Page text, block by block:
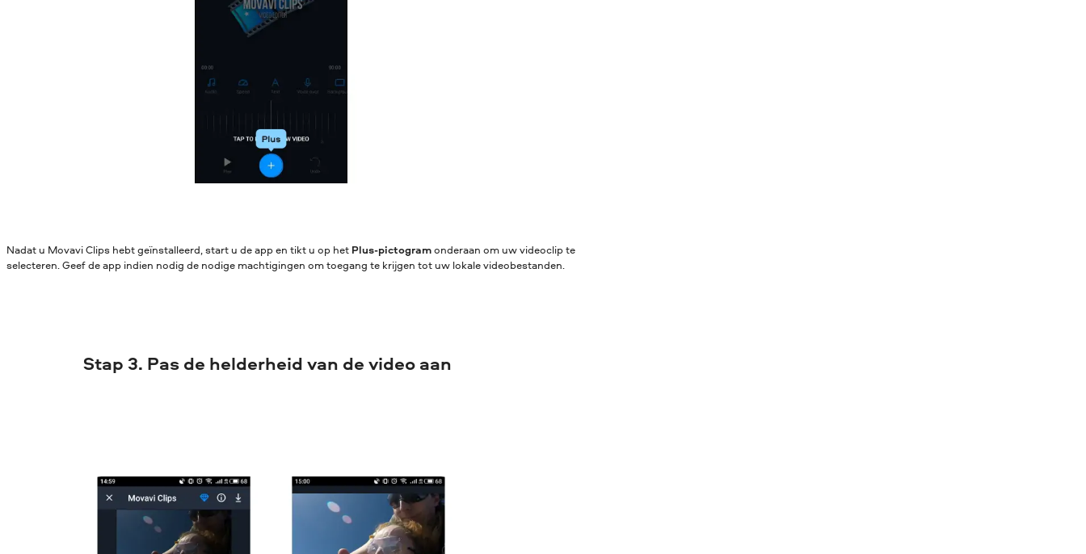
Nadat u Movavi Clips hebt geïnstalleerd, start u de app en tikt u op het Plus-pictogramonderaan om uw videoclip te
selecteren. Geef de app indien nodig de nodige machtigingen om toegang te krijgen tot uw lokale videobestanden.
Stap 3. Pas de helderheid van de video aan